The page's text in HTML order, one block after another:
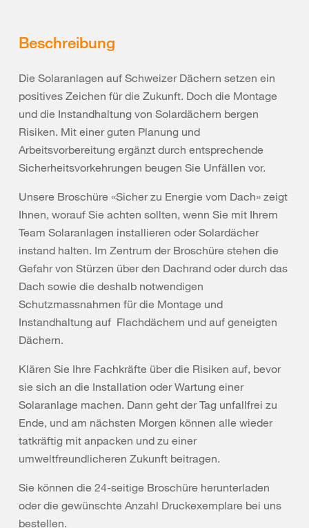
Beschreibung
Die Solaranlagen auf Schweizer Dächern setzen ein
positives Zeichen für die Zukunft. Doch die Montage
und die Instandhaltung von Solardächern bergen
Risiken. Mit einer guten Planung und
Arbeitsvorbereitung ergänzt durch entsprechende
Sicherheitsvorkehrungen beugen Sie Unfällen vor.
Unsere Broschüre «Sicher zu Energie vom Dach» zeigt
Ihnen, worauf Sie achten sollten, wenn Sie mit Ihrem
Team Solaranlagen installieren oder Solardächer
instand halten. Im Zentrum der Broschüre stehen die
Gefahr von Stürzen über den Dachrand oder durch das
Dach sowie die deshalb notwendigen
Schutzmassnahmen für die Montage und
Instandhaltung auf Flachdächern und auf geneigten
Dächern.
Klären Sie Ihre Fachkräfte über die Risiken auf, bevor
sie sich an die Installation oder Wartung einer
Solaranlage machen. Dann geht der Tag unfallfrei zu
Ende, und am nächsten Morgen können alle wieder
tatkräftig mit anpacken und zu einer
umweltfreundlicheren Zukunft beitragen.
Sie können die 24-seitige Broschüre herunterladen
oder die gewünschte Anzahl Druckexemplare bei uns
bestellen.